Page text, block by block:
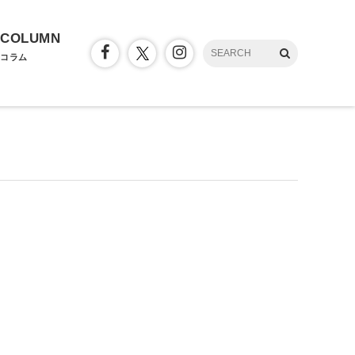
COLUMN
コラム